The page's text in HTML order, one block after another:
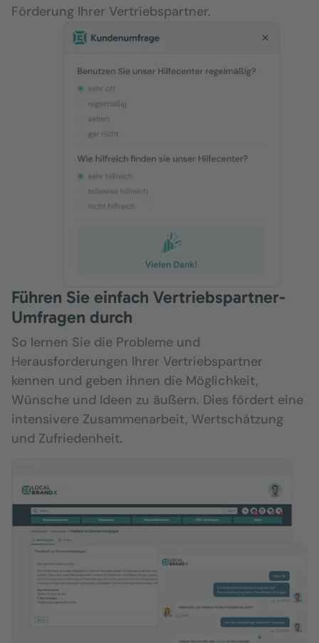
Förderung Ihrer Vertriebspartner.
Führen Sie einfach Vertriebspartner-
Umfragen durch
So lernen Sie die Probleme und
Herausforderungen Ihrer Vertriebspartner
kennen und geben ihnen die Möglichkeit,
Wünsche und Ideen zu äußern. Dies fördert eine
intensivere Zusammenarbeit, Wertschätzung
und Zufriedenheit.